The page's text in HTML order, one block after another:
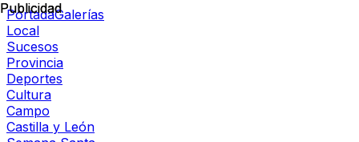
PortadaGalerías
Local
Sucesos
Provincia
Deportes
Cultura
Campo
Castilla y León
Publicidad
Publicidad